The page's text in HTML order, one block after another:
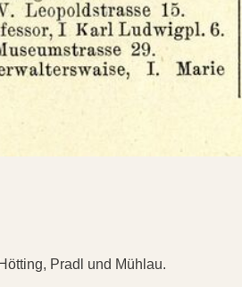
Pradl und Mühlau.